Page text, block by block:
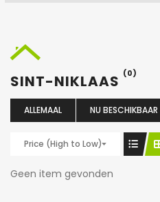
SINT-NIKLAAS (0)
ALLEMAAL NU BESCHIKBAAR
Price (High to Low)
Geen item gevonden